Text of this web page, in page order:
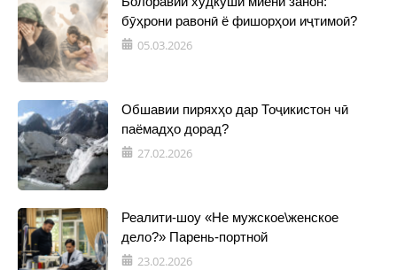
бӯҳрони равонӣ ё фишорҳои иҷтимоӣ?
05.03.2026
Обшавии пиряхҳо дар Тоҷикистон чӣ
паёмадҳо дорад?
27.02.2026
Реалити-шоу «Не мужское\женское
дело?» Парень-портной
23.02.2026